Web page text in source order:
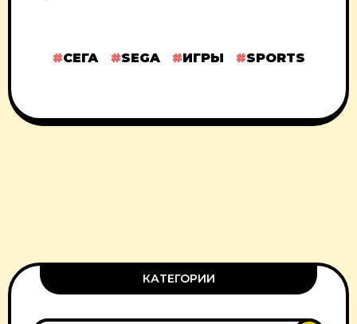
СЕГА SEGA ИГРЫ SPORTS
КАТЕГОРИИ